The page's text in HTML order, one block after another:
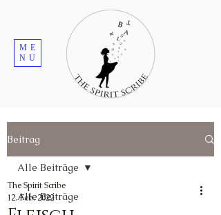
ME
NU
Beitrag
Alle Beiträge
Alle Beiträge
The Spirit Scribe
12. Feb. 2022